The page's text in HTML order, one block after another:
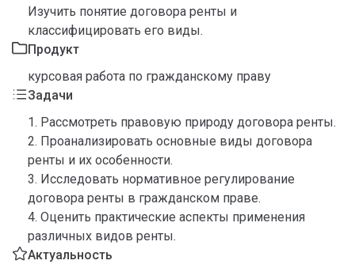
Изучить понятие договора ренты и
классифицировать его виды.
Продукт
курсовая работа по гражданскому праву
Задачи
1. Рассмотреть правовую природу договора ренты.
2. Проанализировать основные виды договора
ренты и их особенности.
3. Исследовать нормативное регулирование
договора ренты в гражданском праве.
4. Оценить практические аспекты применения
различных видов ренты.
Актуальность